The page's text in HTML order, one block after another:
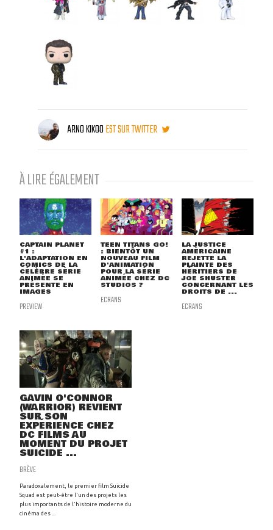
ARNO KIKOOEST SUR TWITTER
À LIRE ÉGALEMENT
CAPTAIN PLANET
#1 :
L'ADAPTATION EN
COMICS DE LA
CÉLÈBRE SÉRIE
ANIMÉE SE
PRÉSENTE EN
IMAGES
PREVIEW
TEEN TITANS GO!
: BIENTÔT UN
NOUVEAU FILM
D'ANIMATION
POUR LA SÉRIE
ANIMÉE CHEZ DC
STUDIOS ?
ECRANS
LA JUSTICE
AMÉRICAINE
REJETTE LA
PLAINTE DES
HÉRITIERS DE
JOE SHUSTER
CONCERNANT LES
DROITS DE ...
ECRANS
GAVIN O'CONNOR
(WARRIOR) REVIENT
SUR SON
EXPÉRIENCE CHEZ
DC FILMS AU
MOMENT DU PROJET
SUICIDE ...
BRÈVE
Paradoxalement, le premier film Suicide
Squad est peut-être l'un des projets les
plus importants de l'histoire moderne du
cinéma des ...